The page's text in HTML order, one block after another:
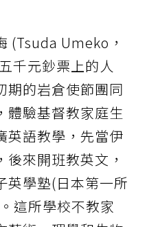
(Tsuda Umeko，
千元鈔票上的人
期的岩倉使節團同
體驗基督教家庭生
英語教學，先當伊
來開班教英文，
英學塾(日本第一所
這所學校不教家